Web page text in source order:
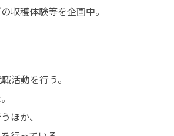
収穫体験等を企画中。
活動を⾏う。
ほか、